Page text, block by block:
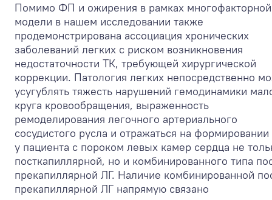
Помимо ФП и ожирения в рамках многофакторной
модели в нашем исследовании также
продемонстрирована ассоциация хронических
заболеваний легких с риском возникновения
недостаточности ТК, требующей хирургической
коррекции. Патология легких непосредственно
усугублять тяжесть нарушений гемодинамики
круга кровообращения, выраженность
ремоделирования легочного артериального
сосудистого русла и отражаться на формировании
у пациента с пороком левых камер сердца не
посткапиллярной, но и комбинированного типа
прекапиллярной ЛГ. Наличие комбинированной
прекапиллярной ЛГ напрямую связано